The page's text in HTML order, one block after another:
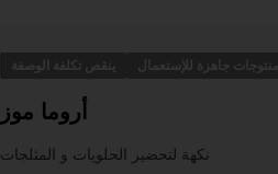
ينقص تكلفة الوصفة منتوجات جاهزة للإستعمال
أروما موز
نكهة لتحضير الحلويات و المثلجات